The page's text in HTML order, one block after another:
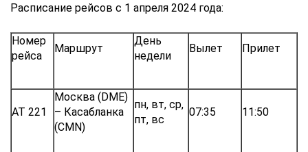
Расписание рейсов с 1 апреля 2024 года:
Номер
рейса
Маршрут
День
недели
Вылет Прилет
AT 221
Москва (DME)
– Касабланка
(CMN)
пн, вт, ср,
пт, вс
07:35 11:50